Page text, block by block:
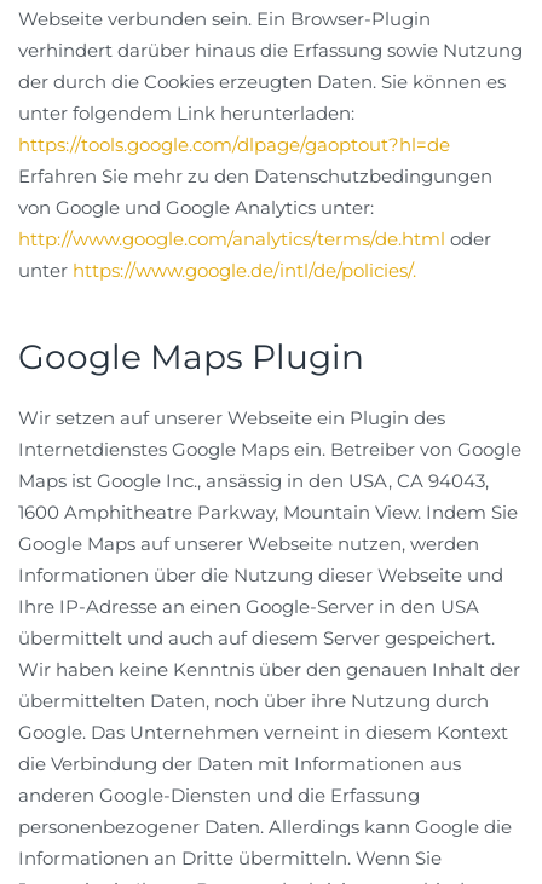
Webseite verbunden sein. Ein Browser-Plugin
verhindert darüber hinaus die Erfassung sowie Nutzung
der durch die Cookies erzeugten Daten. Sie können es
unter folgendem Link herunterladen:
https://tools.google.com/dlpage/gaoptout?hl=de
Erfahren Sie mehr zu den Datenschutzbedingungen
von Google und Google Analytics unter:
http://www.google.com/analytics/terms/de.html oder
unter https://www.google.de/intl/de/policies/.
Google Maps Plugin
Wir setzen auf unserer Webseite ein Plugin des
Internetdienstes Google Maps ein. Betreiber von Google
Maps ist Google Inc., ansässig in den USA, CA 94043,
1600 Amphitheatre Parkway, Mountain View. Indem Sie
Google Maps auf unserer Webseite nutzen, werden
Informationen über die Nutzung dieser Webseite und
Ihre IP-Adresse an einen Google-Server in den USA
übermittelt und auch auf diesem Server gespeichert.
Wir haben keine Kenntnis über den genauen Inhalt der
übermittelten Daten, noch über ihre Nutzung durch
Google. Das Unternehmen verneint in diesem Kontext
die Verbindung der Daten mit Informationen aus
anderen Google-Diensten und die Erfassung
personenbezogener Daten. Allerdings kann Google die
Informationen an Dritte übermitteln. Wenn Sie